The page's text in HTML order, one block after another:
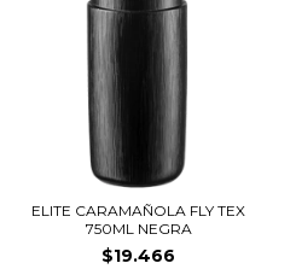
ELITE CARAMAÑOLA FLY TEX
750ML NEGRA
$19.466